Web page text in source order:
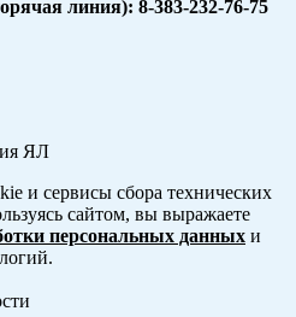
линия): 8-383-232-76-75
ЯЛ
и сервисы сбора технических
сайтом, вы выражаете
персональных данных и